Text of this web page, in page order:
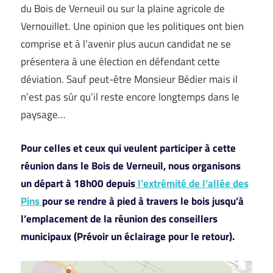
du Bois de Verneuil ou sur la plaine agricole de
Vernouillet. Une opinion que les politiques ont bien
comprise et à l’avenir plus aucun candidat ne se
présentera à une élection en défendant cette
déviation. Sauf peut-être Monsieur Bédier mais il
n’est pas sûr qu’il reste encore longtemps dans le
paysage…
Pour celles et ceux qui veulent participer à cette
réunion dans le Bois de Verneuil, nous organisons
un départ à 18h00 depuisl’extrémité de l’allée des
Pinspour se rendre à pied à travers le bois jusqu’à
l’emplacement de la réunion des conseillers
municipaux (Prévoir un éclairage pour le retour).